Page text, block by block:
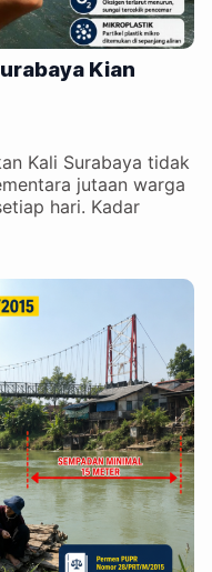
Kian
Kali Surabaya tidak
jutaan warga
hari. Kadar